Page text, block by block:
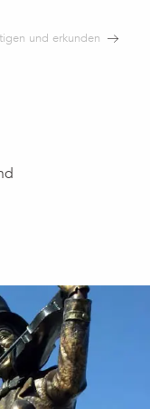
und erkunden